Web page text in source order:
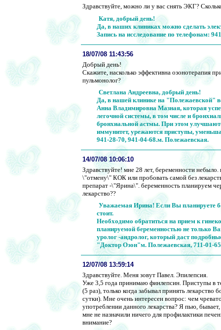
Здравствуйте, можно ли у вас снять ЭКГ?
Катя, добрый день!
Да, в наших клиниках можно сделать
Запись на исследование по телефонам:
18/07/08 11:43:56
Добрый день!
Скажите, насколько эффективна озонотерапия
пульмонолог?
Светлана Андреевна, добрый день!
Да, в нашей клинике на "Полежаевской"
Анна Владимировна Мазная, которая
легочной системы, в том числе и
бронхиальной астмы. При этом
иммунитет, урежаются приступы,
941-28-70, 941-04-68.м. Полежаевская.
14/07/08 10:06:10
Здравствуйте! мне 28 лет, беременности
\"отмену\" КОК или пробовать самой без
препарат -\"Ярина\". беременность планируем
лекарство??
Уважаемая Ирина! Если Вы планируете
стоит.
Необходимо обратиться на прием к
планируемой беременностью не только
уролог -андролог, который даст
"Доктор Озон"м. Полежаевская, 711-01-
12/07/08 13:59:14
Здравствуйте. Меня зовут Павел. Эпилепсия.
Уже 3,5 года принимаю финлепсин. Приступы в
(5 раз), только когда забывал принять
сутки). Мне очень интересен вопрос: чем
употреблении данного лекарства? Я пью,
мне не назначили ничего для профилактики
внимание?